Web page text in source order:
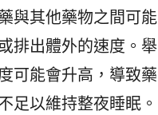
與其他藥物之間可能
排出體外的速度。舉
可能會升高，導致藥
足以維持整夜睡眠。